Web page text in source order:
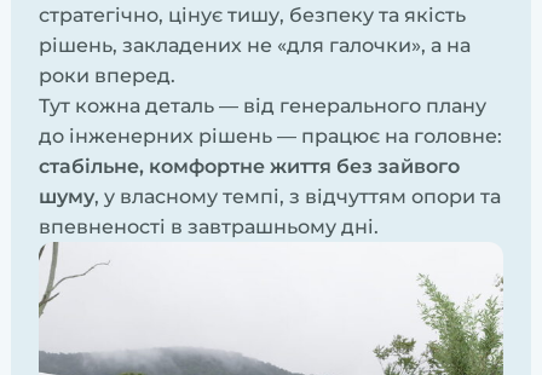
стратегічно, цінує тишу, безпеку та якість
рішень, закладених не «для галочки», а на
роки вперед.
Тут кожна деталь — від генерального плану
до інженерних рішень — працює на головне:
стабільне, комфортне життя без зайвого
шуму, у власному темпі, з відчуттям опори та
впевненості в завтрашньому дні.